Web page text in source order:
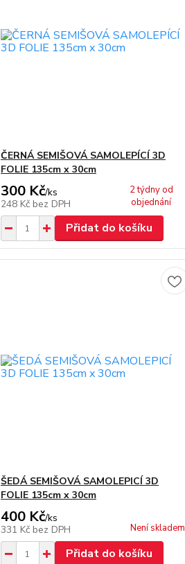
ČERNÁ SEMIŠOVÁ SAMOLEPÍCÍ 3D
FOLIE 135cm x 30cm
300 Kč/ks
248 Kč bez DPH
2 týdny od
objednání
Přidat do košíku
ŠEDÁ SEMIŠOVÁ SAMOLEPICÍ 3D
FOLIE 135cm x 30cm
400 Kč/ks
331 Kč bez DPH Není skladem
Přidat do košíku